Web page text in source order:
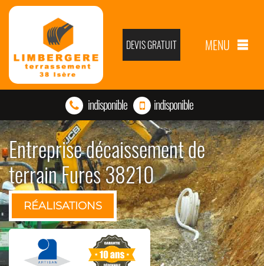
DEVIS GRATUIT MENU
indisponible indisponible
Entreprise décaissement de
terrain Fures 38210
RÉALISATIONS